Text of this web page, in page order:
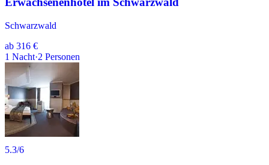
Schwarzwald
ab 316 €
1 Nacht·2 Personen
5.3/6